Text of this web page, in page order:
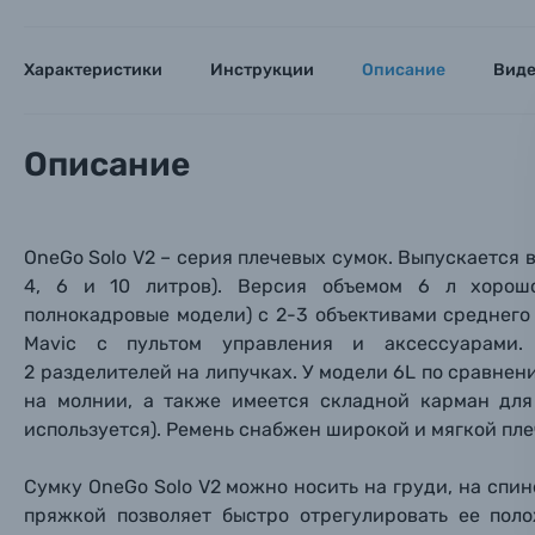
Ваш
Ваш
Аксессуары для фото и видеокамер
Электроника
Материалы
Осветительное оборудование
Фоторамки
Вами с
Номер
Нажимая
Характеристики Инструкции Описание
Описание
OneGo Solo V2 – серия плечевых сумок.
4, 6 и 10 литров). Версия объемом 6 л хорошо
полнокадровые модели) с 2-3 объективами
Mavic с пультом управления и аксессуарами.
2 разделителей на липучках. У модели 6L по
на молнии, а также имеется складной карман
используется). Ремень снабжен широкой и мягкой
Сумку OneGo Solo V2 можно носить на груди, на
пряжкой позволяет быстро отрегулировать ее
Ваш